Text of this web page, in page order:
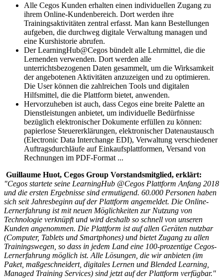
Alle Cegos Kunden erhalten einen individuellen Zugang zu
ihrem Online-Kundenbereich. Dort werden ihre
Trainingsaktivitäten zentral erfasst. Man kann Bestellungen
aufgeben, die durchweg digitale Verwaltung managen und
eine Kurshistorie abrufen.
Der LearningHub@Cegos bündelt alle Lehrmittel, die die
Lernenden verwenden. Dort werden alle
unterrichtsbezogenen Daten gesammelt, um die Wirksamkeit
der angebotenen Aktivitäten anzuzeigen und zu optimieren.
Die User können die zahlreichen Tools und digitalen
Hilfsmittel, die die Plattform bietet, anwenden.
Hervorzuheben ist auch, dass Cegos eine breite Palette an
Dienstleistungen anbietet, um individuelle Bedürfnisse
bezüglich elektronischer Dokumente erfüllen zu können:
papierlose Steuererklärungen, elektronischer Datenaustausch
(Electronic Data Interchange EDI), Verwaltung verschiedener
Auftragsdurchläufe auf Einkaufsplattformen, Versand von
Rechnungen im PDF-Format ...
Guillaume Huot, Cegos Group Vorstandsmitglied, erklärt:
"Cegos startete seine LearningHub @Cegos Plattform Anfang 2018
und die ersten Ergebnisse sind ermutigend. 60.000 Personen haben
sich seit Jahresbeginn auf der Plattform angemeldet. Die Online-
Lernerfahrung ist mit neuen Möglichkeiten zur Nutzung von
Technologie verknüpft und wird deshalb so schnell von unseren
Kunden angenommen. Die Plattform ist auf allen Geräten nutzbar
(Computer, Tablets und Smartphones) und bietet Zugang zu allen
Trainingswegen, so dass in jedem Land eine 100-prozentige Cegos-
Lernerfahrung möglich ist. Alle Lösungen, die wir anbieten (im
Paket, maßgeschneidert, digitales Lernen und Blended Learning,
Managed Training Services) sind jetzt auf der Plattform verfügbar."